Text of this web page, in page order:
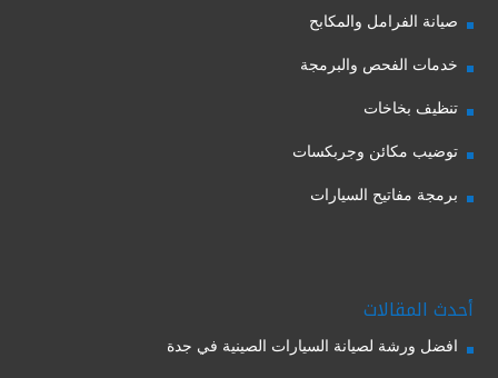
صيانة الفرامل والمكابح
خدمات الفحص والبرمجة
تنظيف بخاخات
توضيب مكائن وجربكسات
برمجة مفاتيح السيارات
أحدث المقالات
افضل ورشة لصيانة السيارات الصينية في جدة